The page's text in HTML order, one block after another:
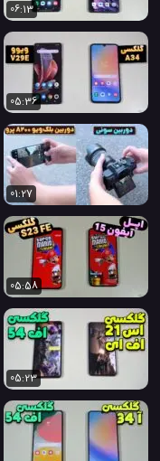
06:13
05:36
01:27
05:58
05:23